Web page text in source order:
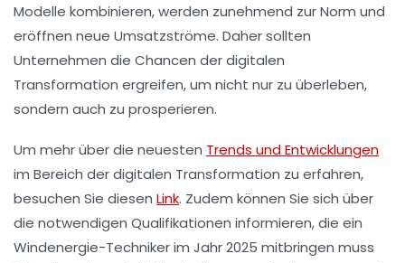
Modelle kombinieren, werden zunehmend zur Norm und
eröffnen neue Umsatzströme. Daher sollten
Unternehmen die Chancen der digitalen
Transformation ergreifen, um nicht nur zu überleben,
sondern auch zu prosperieren.
Um mehr über die neuesten Trends und Entwicklungen
im Bereich der digitalen Transformation zu erfahren,
besuchen Sie diesen Link. Zudem können Sie sich über
die notwendigen Qualifikationen informieren, die ein
Windenergie-Techniker im Jahr 2025 mitbringen muss